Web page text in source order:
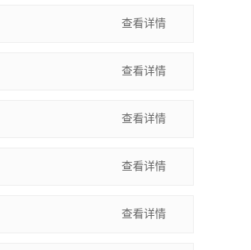
查看详情
查看详情
查看详情
查看详情
查看详情